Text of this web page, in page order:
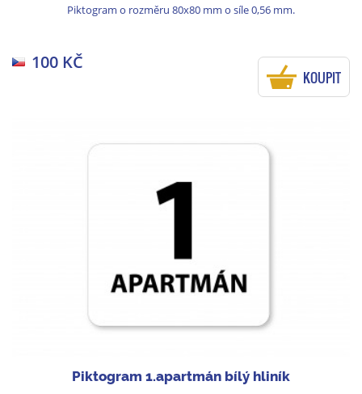
Piktogram o rozměru 80x80 mm o síle 0,56 mm.
100 KČ
KOUPIT
Piktogram 1.apartmán bílý hliník